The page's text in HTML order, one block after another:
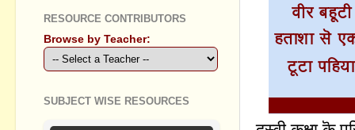
RESOURCE CONTRIBUTORS
Browse by Teacher:
SUBJECT WISE RESOURCES